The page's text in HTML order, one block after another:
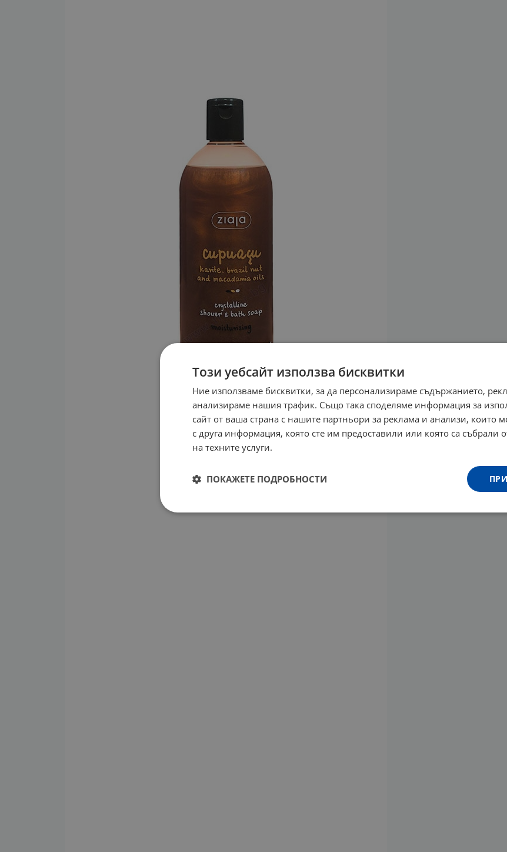
Този уебсайт използва бисквитки
Ние използваме бисквитки, за да персонализираме съдържанието,
анализираме нашия трафик. Също така споделяме информация за
сайт от ваша страна с нашите партньори за реклама и анализи, които
с друга информация, която сте им предоставили или която са събрали
на техните услуги.
ПОКАЖЕТЕ ПОДРОБНОСТИ